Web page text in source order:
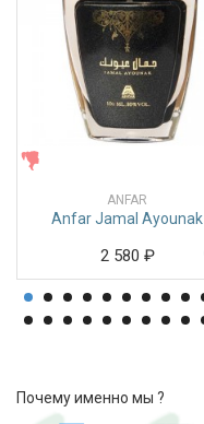
ANFAR
Anfar Jamal Ayounak
2 580 ₽
Почему именно мы ?